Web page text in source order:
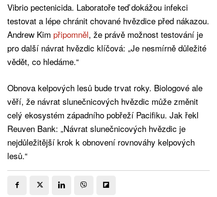
Vibrio pectenicida. Laboratoře teď dokážou infekci
testovat a lépe chránit chované hvězdice před nákazou.
Andrew Kim připomněl, že právě možnost testování je
pro další návrat hvězdic klíčová: „Je nesmírně důležité
vědět, co hledáme.“
Obnova kelpových lesů bude trvat roky. Biologové ale
věří, že návrat slunečnicových hvězdic může změnit
celý ekosystém západního pobřeží Pacifiku. Jak řekl
Reuven Bank: „Návrat slunečnicových hvězdic je
nejdůležitější krok k obnovení rovnováhy kelpových
lesů.“